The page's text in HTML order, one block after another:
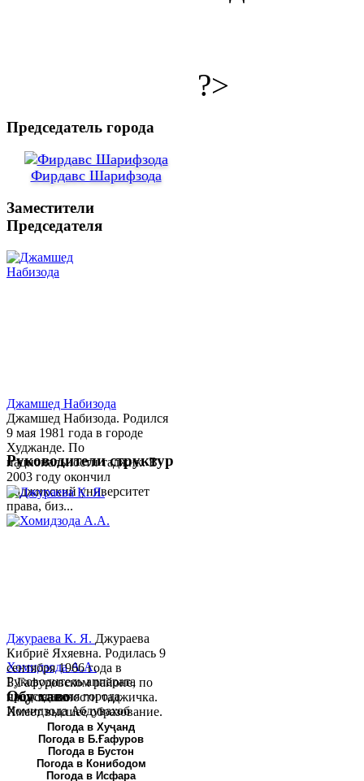
?>
Председатель города
Фирдавс Шарифзода
Заместители
Председателя
Джамшед Набизода
Джамшед Набизода. Родился
9 мая 1981 года в городе
Худжанде. По
национальности таджик. В
2003 году окончил
Таджикский университет
права, биз...
Хомидзода А.А.
Руководитель аппарата
председателя города
Хомидзода Абдувахоб
Абдумаджид родился 8
июня 1978 года в городе
Худжанде. По
национальности...
Руководители структур
Джураева К. Я. Джураева
Кибриё Яхяевна. Родилась 9
сентября 1966 года в
Б.Гафуровском районе, по
национальности таджичка.
Имеет высшее образование.
В 1997 ...
Обу хаво
Погода в Хуҷанд
Погода в Б.Ғафуров
Погода в Бустон
Погода в Конибодом
Погода в Исфара